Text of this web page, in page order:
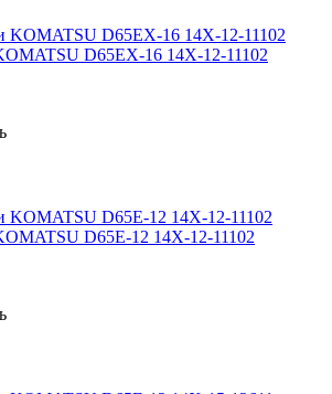
D65EX-16 14X-12-11102
D65E-12 14X-12-11102